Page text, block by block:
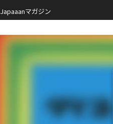
Japaaanマガジン